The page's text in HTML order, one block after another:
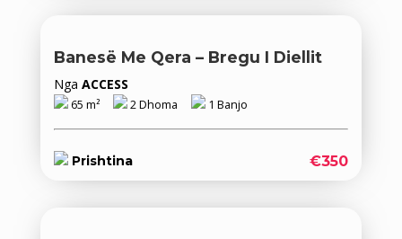
Banesë Me Qera – Bregu I Diellit
Nga ACCESS
65 m² 2 Dhoma 1 Banjo
Prishtina €350